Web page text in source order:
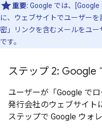
重要: Google では、
に、ウェブサイトでユーザー
密」リンクを含むメールをユ
です。
ステップ 2: Google
ユーザーが「Google で
発行会社のウェブサイト
ステップで Google ウォ